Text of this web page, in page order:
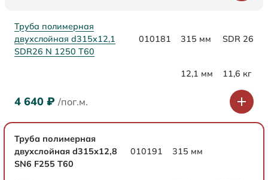
Труба полимерная
двухслойная d315x12,1
SDR26 N 1250 Т60
010181 315 мм SDR 26
12,1 мм 11,6 кг
4 640 ₽ /пог.м.
Труба полимерная
двухслойная d315х12,8
SN6 F255 Т60
010191 315 мм